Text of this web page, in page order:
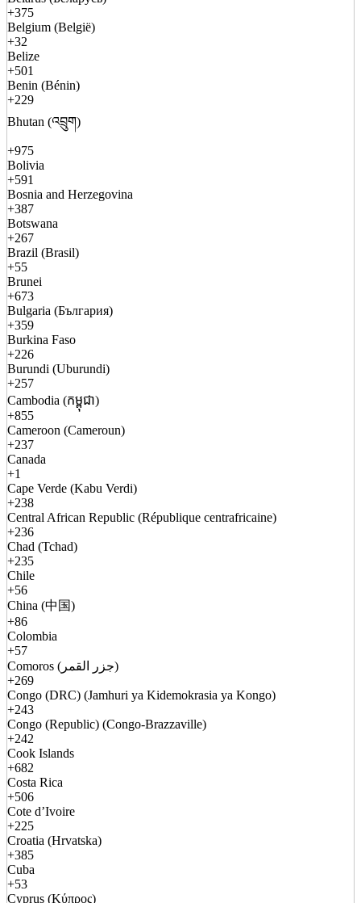
+375
Belgium (België)
+32
Belize
+501
Benin (Bénin)
+229
Bhutan (འབྲུག)
+975
Bolivia
+591
Bosnia and Herzegovina
+387
Botswana
+267
Brazil (Brasil)
+55
Brunei
+673
Bulgaria (България)
+359
Burkina Faso
+226
Burundi (Uburundi)
+257
Cambodia (កម្ពុជា)
+855
Cameroon (Cameroun)
+237
Canada
+1
Cape Verde (Kabu Verdi)
+238
Central African Republic (République centrafricaine)
+236
Chad (Tchad)
+235
Chile
+56
China (中国)
+86
Colombia
+57
Comoros (جزر القمر)
+269
Congo (DRC) (Jamhuri ya Kidemokrasia ya Kongo)
+243
Congo (Republic) (Congo-Brazzaville)
+242
Cook Islands
+682
Costa Rica
+506
Cote d’Ivoire
+225
Croatia (Hrvatska)
+385
Cuba
+53
Cyprus (Κύπρος)